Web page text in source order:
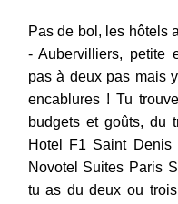
Pas de bol, les hôtels
- Aubervilliers, petite
pas à deux pas mais
encablures ! Tu
budgets et goûts, du
Hotel F1 Saint
Novotel Suites Paris
tu as du deux ou